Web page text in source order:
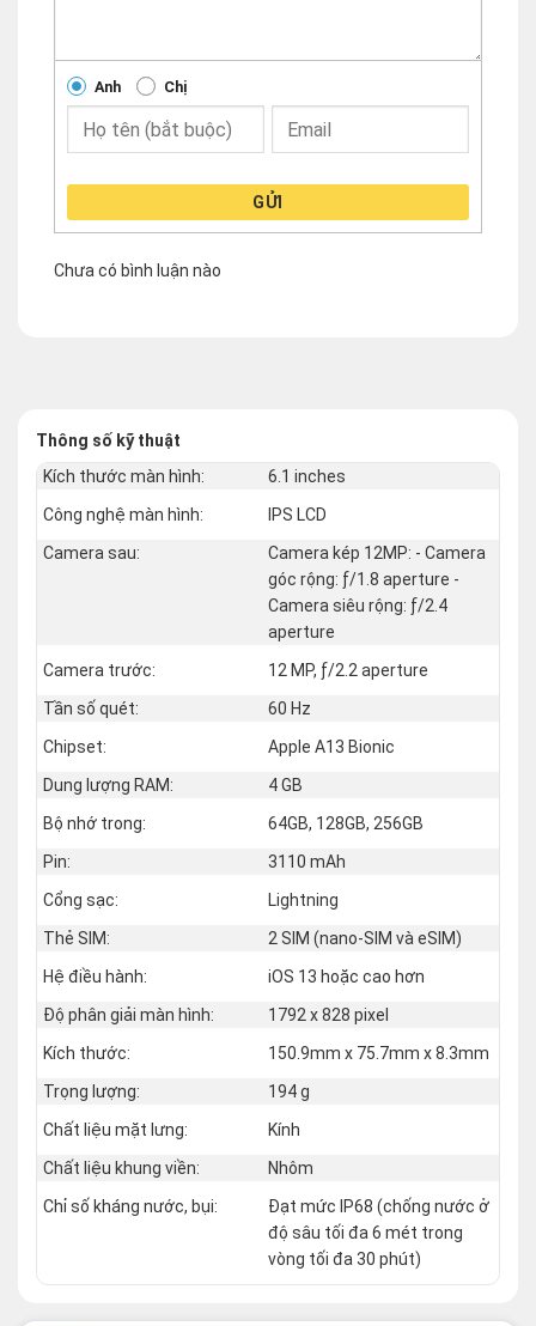
Anh Chị
GỬI
Chưa có bình luận nào
Thông số kỹ thuật
Kích thước màn hình:
6.1 inches
Công nghệ màn hình:
IPS LCD
Camera sau:
Camera kép 12MP: - Camera
góc rộng: ƒ/1.8 aperture -
Camera siêu rộng: ƒ/2.4
aperture
Camera trước:
12 MP, ƒ/2.2 aperture
Tần số quét:
60 Hz
Chipset:
Apple A13 Bionic
Dung lượng RAM:
4 GB
Bộ nhớ trong:
64GB, 128GB, 256GB
Pin:
3110 mAh
Cổng sạc:
Lightning
Thẻ SIM:
2 SIM (nano‑SIM và eSIM)
Hệ điều hành:
iOS 13 hoặc cao hơn
Độ phân giải màn hình:
1792 x 828 pixel
Kích thước:
150.9mm x 75.7mm x 8.3mm
Trọng lượng:
194 g
Chất liệu mặt lưng:
Kính
Chất liệu khung viền:
Nhôm
Chỉ số kháng nước, bụi:
Đạt mức IP68 (chống nước ở
độ sâu tối đa 6 mét trong
vòng tối đa 30 phút)